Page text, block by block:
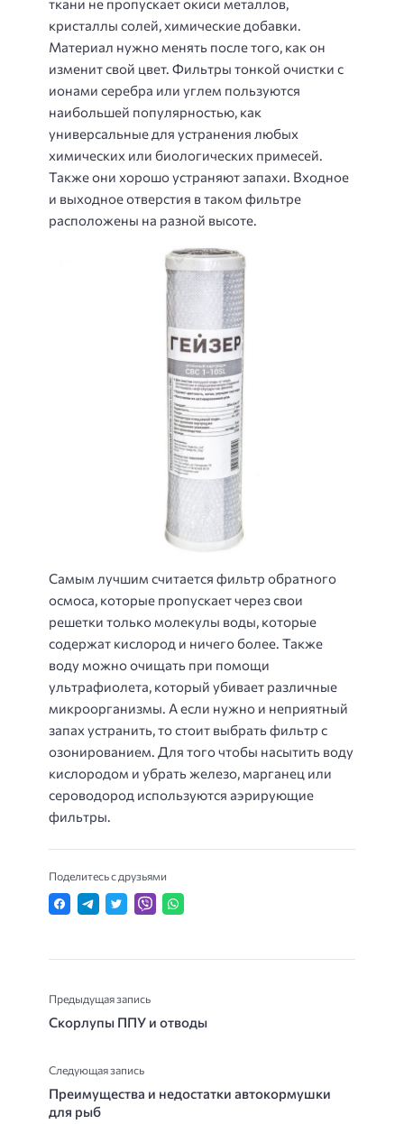
ткани не пропускает окиси металлов,
кристаллы солей, химические добавки.
Материал нужно менять после того, как он
изменит свой цвет. Фильтры тонкой очистки с
ионами серебра или углем пользуются
наибольшей популярностью, как
универсальные для устранения любых
химических или биологических примесей.
Также они хорошо устраняют запахи. Входное
и выходное отверстия в таком фильтре
расположены на разной высоте.
Самым лучшим считается фильтр обратного
осмоса, которые пропускает через свои
решетки только молекулы воды, которые
содержат кислород и ничего более. Также
воду можно очищать при помощи
ультрафиолета, который убивает различные
микроорганизмы. А если нужно и неприятный
запах устранить, то стоит выбрать фильтр с
озонированием. Для того чтобы насытить воду
кислородом и убрать железо, марганец или
сероводород используются аэрирующие
фильтры.
Поделитесь с друзьями
Предыдущая запись
Скорлупы ППУ и отводы
Следующая запись
Преимущества и недостатки автокормушки
для рыб